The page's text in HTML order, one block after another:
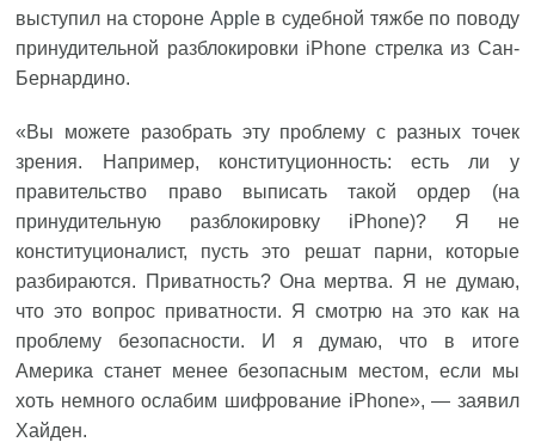
выступил на стороне Appleв судебной тяжбе по поводу
принудительной разблокировки iPhone стрелка из Сан-
Бернардино.
«Вы можете разобрать эту проблему с разных точек
зрения. Например, конституционность: есть ли у
правительство право выписать такой ордер (на
принудительную разблокировку iPhone)? Я не
конституционалист, пусть это решат парни, которые
разбираются. Приватность? Она мертва. Я не думаю,
что это вопрос приватности. Я смотрю на это как на
проблему безопасности. И я думаю, что в итоге
Америка станет менее безопасным местом, если мы
хоть немного ослабим шифрование iPhone», — заявил
Хайден.